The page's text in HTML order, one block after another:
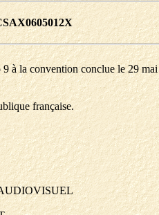
la convention conclue le 29
française.